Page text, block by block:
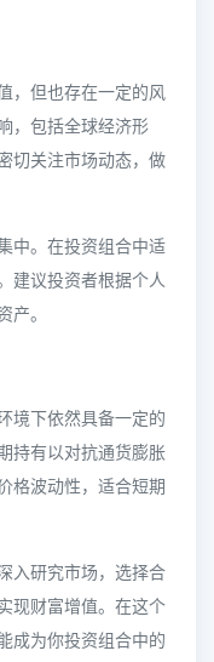
，但也存在一定的风
，包括全球经济形
切关注市场动态，做
中。在投资组合中适
建议投资者根据个人
产。
境下依然具备一定的
持有以对抗通货膨胀
格波动性，适合短期
入研究市场，选择合
现财富增值。在这个
成为你投资组合中的